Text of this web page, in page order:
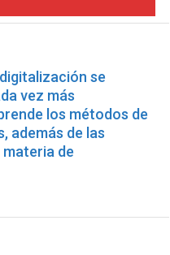
se
vez más
los métodos de
además de las
de